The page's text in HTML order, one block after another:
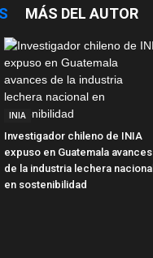
MÁS DEL AUTOR
INIA
Investigador chileno de INIA
expuso en Guatemala avances
de la industria lechera nacional
en sostenibilidad